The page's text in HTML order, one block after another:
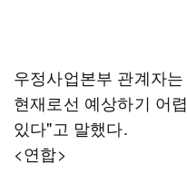
우정사업본부 관계자
현재로선 예상하기 어
있다"고 말했다.
<연합>